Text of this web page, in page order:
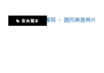
會員獨享